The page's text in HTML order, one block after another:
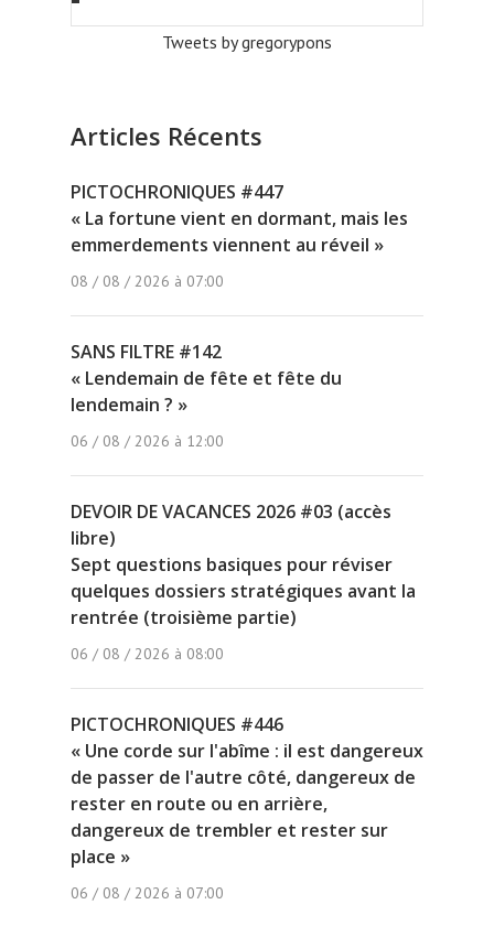
Tweets by gregorypons
Articles Récents
PICTOCHRONIQUES #447
« La fortune vient en dormant, mais les
emmerdements viennent au réveil »
08 / 08 / 2026 à 07:00
SANS FILTRE #142
« Lendemain de fête et fête du
lendemain ? »
06 / 08 / 2026 à 12:00
DEVOIR DE VACANCES 2026 #03 (accès
libre)
Sept questions basiques pour réviser
quelques dossiers stratégiques avant la
rentrée (troisième partie)
06 / 08 / 2026 à 08:00
PICTOCHRONIQUES #446
« Une corde sur l'abîme : il est dangereux
de passer de l'autre côté, dangereux de
rester en route ou en arrière,
dangereux de trembler et rester sur
place »
06 / 08 / 2026 à 07:00